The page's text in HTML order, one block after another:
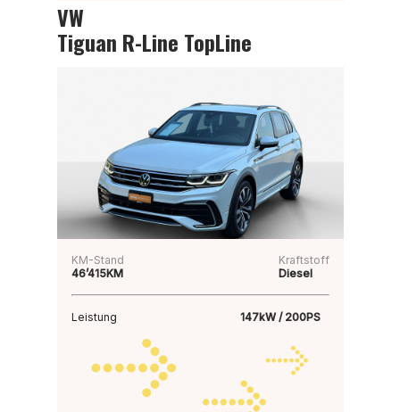
VW
Tiguan R-Line TopLine
KM-Stand
46’415KM
Kraftstoff
Diesel
Leistung 147kW / 200PS